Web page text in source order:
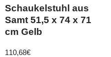
Schaukelstuhl aus
Samt 51,5 x 74 x 71
cm Gelb
110,68€